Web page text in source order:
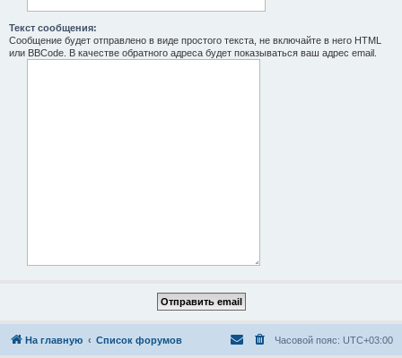
Текст сообщения:
Сообщение будет отправлено в виде простого текста, не включайте в него HTML
или BBCode. В качестве обратного адреса будет показываться ваш адрес email.
На главную Список форумов Часовой пояс: UTC+03:00